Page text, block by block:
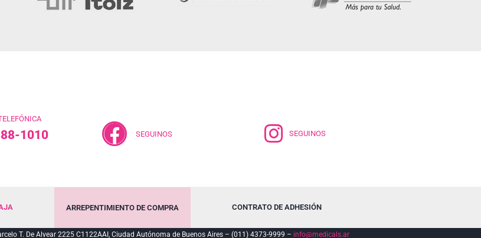
1010 SEGUINOS SEGUINOS
ARREPENTIMIENTO DE COMPRA CONTRATO DE ADHESIÓN
T. De Alvear 2225 C1122AAI, Ciudad Autónoma de Buenos Aires – (011) 4373-9999 – info@medicals.ar